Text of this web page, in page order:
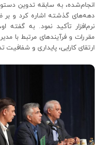
انجام‌شده، به سابقه تدوین
دهه‌های گذشته اشاره کرد و
نرم‌افزار تأکید نمود. به گفته
مقررات و فرآیندهای مرتبط با
ارتقای کارایی، پایداری و